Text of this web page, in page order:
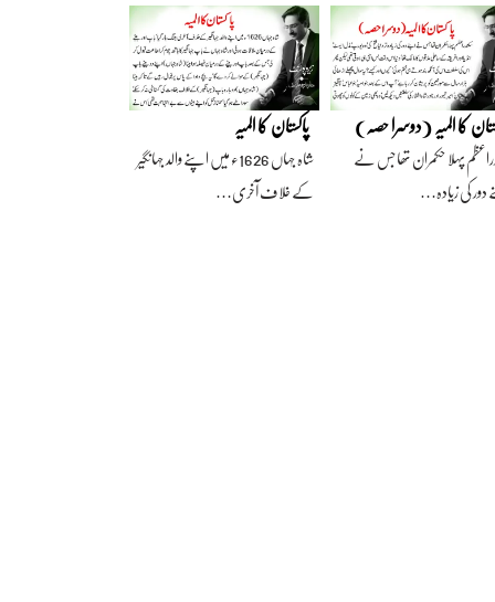
کا المیہ (دوسرا حصہ)
پہلا حکمران تھا جس نے
کی زیادہ…
پاکستان کا المیہ
شاہ جہاں 1626ء میں اپنے والد جہانگیر
کے خلاف آخری…